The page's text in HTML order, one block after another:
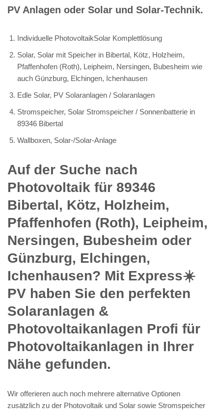
PV Anlagen oder Solar und Solar-Technik.
Individuelle PhotovoltaikSolar Komplettlösung
Solar, Solar mit Speicher in Bibertal, Kötz, Holzheim,
Pfaffenhofen (Roth), Leipheim, Nersingen, Bubesheim wie
auch Günzburg, Elchingen, Ichenhausen
Edle Solar, PV Solaranlagen / Solaranlagen
Stromspeicher, Solar Stromspeicher / Sonnenbatterie in
89346 Bibertal
Wallboxen, Solar-/Solar-Anlage
Auf der Suche nach
Photovoltaik für 89346
Bibertal, Kötz, Holzheim,
Pfaffenhofen (Roth), Leipheim,
Nersingen, Bubesheim oder
Günzburg, Elchingen,
Ichenhausen? Mit Express☀️
PV️ haben Sie den perfekten
Solaranlagen &
Photovoltaikanlagen Profi für
Photovoltaikanlagen in Ihrer
Nähe gefunden.
Wir offerieren auch noch mehrere alternative Optionen
zusätzlich zu der Photovoltaik und Solar sowie Stromspeicher